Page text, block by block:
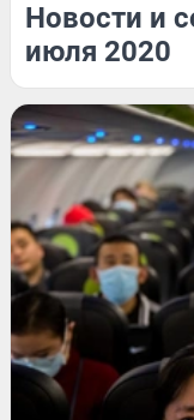
Новости и
июля 2020